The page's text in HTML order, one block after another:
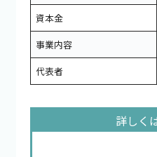
資本金
事業内容
代表者